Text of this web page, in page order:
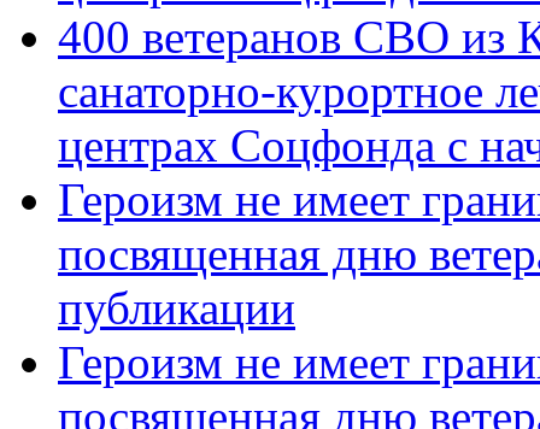
400 ветеранов СВО из
санаторно-курортное
центрах Соцфонда с
Героизм не имеет
посвященная дню
публикации
Героизм не имеет
посвященная дню